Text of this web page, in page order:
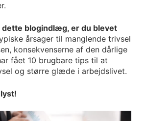
blogindlæg, er du blevet
årsager til manglende trivsel
konsekvenserne af den dårlige
fået 10 brugbare tips til at
og større glæde i arbejdslivet.